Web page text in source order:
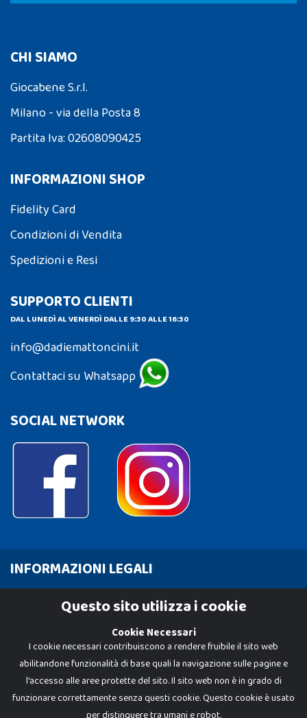
CHI SIAMO
Giocabene S.r.l.
Milano - via della Posta 8
Partita Iva: 02608090425
INFORMAZIONI SHOP
Fidelity Card
Condizioni di Vendita
Spedizioni e Resi
SUPPORTO CLIENTI
DAL LUNEDÌ AL VENERDÌ DALLE 9:30 ALLE 16:30
info@dadiemattoncini.it
Contattaci su Whatsapp
SOCIAL NETWORK
INFORMAZIONI LEGALI
Cookie PolicyQuesto sito utilizza i cookie
Cookie Necessari
I cookie necessari contribuiscono a rendere fruibile il sito web
abilitandone funzionalità di base quali la navigazione sulle pagine e
l'accesso alle aree protette del sito. Il sito web non è in grado di
funzionare correttamente senza questi cookie. Questo cookie è usato